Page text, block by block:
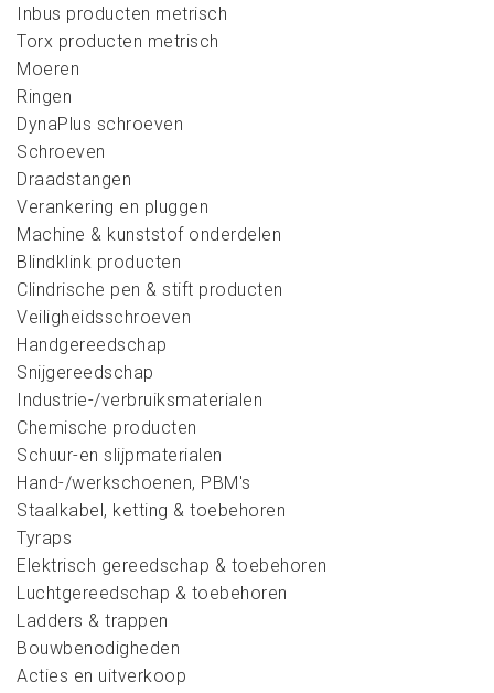
Inbus producten metrisch
Torx producten metrisch
Moeren
Ringen
DynaPlus schroeven
Schroeven
Draadstangen
Verankering en pluggen
Machine & kunststof onderdelen
Blindklink producten
Clindrische pen & stift producten
Veiligheidsschroeven
Handgereedschap
Snijgereedschap
Industrie-/verbruiksmaterialen
Chemische producten
Schuur-en slijpmaterialen
Hand-/werkschoenen, PBM's
Staalkabel, ketting & toebehoren
Tyraps
Elektrisch gereedschap & toebehoren
Luchtgereedschap & toebehoren
Ladders & trappen
Bouwbenodigheden
Acties en uitverkoop